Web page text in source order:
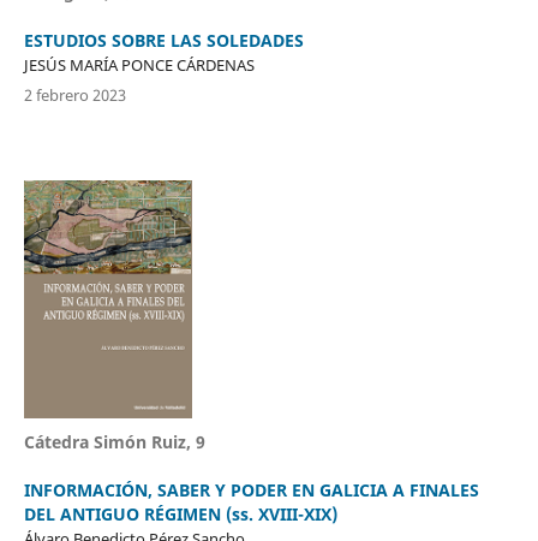
ESTUDIOS SOBRE LAS SOLEDADES
JESÚS MARÍA PONCE CÁRDENAS
2 febrero 2023
Cátedra Simón Ruiz, 9
INFORMACIÓN, SABER Y PODER EN GALICIA A FINALES
DEL ANTIGUO RÉGIMEN (ss. XVIII-XIX)